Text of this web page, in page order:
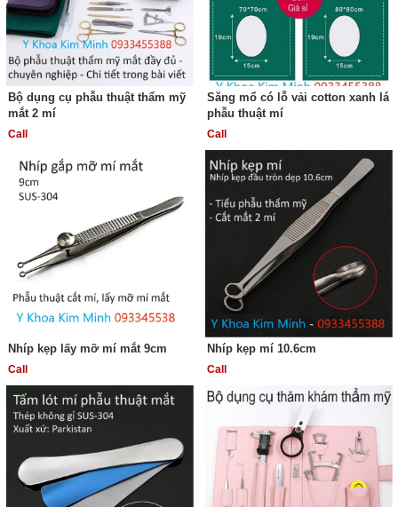
Bộ dụng cụ phẫu thuật thẩm mỹ
mắt 2 mí
Call
Săng mổ có lỗ vải cotton xanh lá
phẫu thuật mí
Call
Nhíp kẹp lấy mỡ mí mắt 9cm
Call
Nhíp kẹp mí 10.6cm
Call